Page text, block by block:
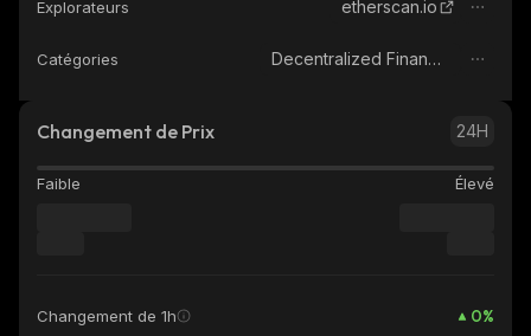
Explorateurs etherscan.io
Catégories Decentralized Finance (DeFi)
Changement de Prix 24H
Faible Élevé
Changement de 1h 0%